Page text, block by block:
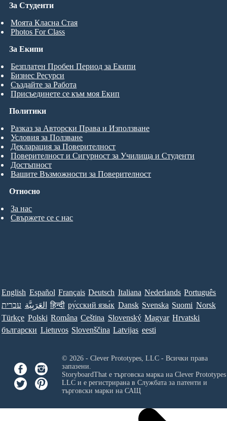
За Студенти
Моята Класна Стая
Photos For Class
За Екипи
Безплатен Пробен Период за Екипи
Бизнес Ресурси
Създайте за Работа
Присъединете се към моя Екип
Относно
За нас
Свържете се с нас
Политики
Разказ за Авторски Права и Използване
Условия за Ползване
Декларация за Поверителност
Поверителност и Сигурност за Училища и Студенти
Достъпност
Вашите Възможности за Поверителност
English Español Français Deutsch Italiana Nederlands Português
עברית العَرَبِيَّة हिन्दी ру́сский язы́к Dansk Svenska Suomi Norsk
Türkçe Polski Româna Ceština Slovenský Magyar Hrvatski
български Lietuvos Slovenščina Latvijas eesti
© 2026 - Clever Prototypes, LLC - Всички права
запазени.
StoryboardThat е търговска марка на Clever
LLCи е регистрирана в Службата за патенти и
търговски марки на САЩ